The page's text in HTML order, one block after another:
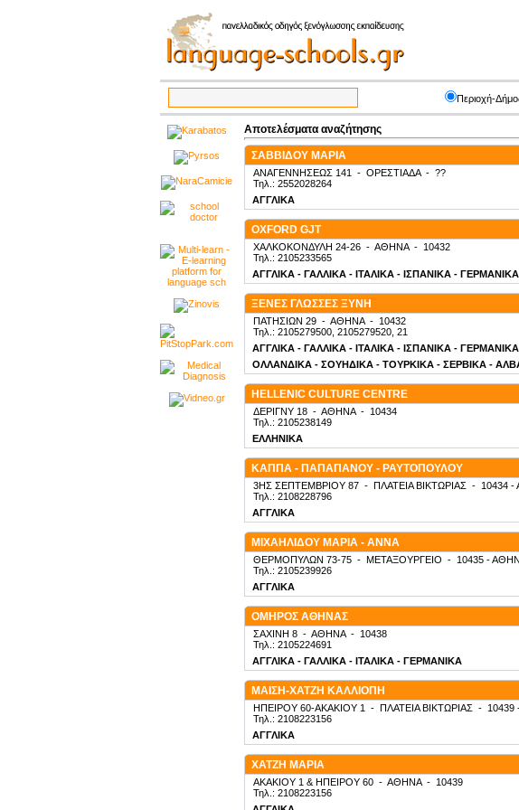
Περιοχή-
Αποτελέσματα αναζήτησης
ΣΑΒΒΙΔΟΥ ΜΑΡΙΑ
ΑΝΑΓΕΝΝΗΣΕΩΣ 141 - ΟΡΕΣΤΙΑΔΑ- ??
Τηλ.: 2552028264
ΑΓΓΛΙΚΑ
OXFORD GJT
ΧΑΛΚΟΚΟΝΔΥΛΗ 24-26 - ΑΘΗΝΑ- 10432
Τηλ.: 2105233565
ΑΓΓΛΙΚΑ - ΓΑΛΛΙΚΑ - ΙΤΑΛΙΚΑ - ΙΣΠΑΝΙΚΑ -
ΞΕΝΕΣ ΓΛΩΣΣΕΣ ΞΥΝΗ
ΠΑΤΗΣΙΩΝ 29 - ΑΘΗΝΑ- 10432
Τηλ.: 2105279500, 2105279520, 21
ΑΓΓΛΙΚΑ - ΓΑΛΛΙΚΑ - ΙΤΑΛΙΚΑ - ΙΣΠΑΝΙΚΑ -
ΟΛΛΑΝΔΙΚΑ - ΣΟΥΗΔΙΚΑ - ΤΟΥΡΚΙΚΑ - ΣΕΡΒΙΚΑ -
HELLENIC CULTURE CENTRE
ΔΕΡΙΓΝΥ 18 - ΑΘΗΝΑ- 10434
Τηλ.: 2105238149
ΕΛΛΗΝΙΚΑ
ΚΑΠΠΑ - ΠΑΠΑΠΑΝΟΥ - ΡΑΥΤΟΠΟΥΛΟΥ
3ΗΣ ΣΕΠΤΕΜΒΡΙΟΥ 87 - ΠΛΑΤΕΙΑ ΒΙΚΤΩΡΙΑΣ - 10434 -
Τηλ.: 2108228796
ΑΓΓΛΙΚΑ
ΜΙΧΑΗΛΙΔΟΥ ΜΑΡΙΑ - ΑΝΝΑ
ΘΕΡΜΟΠΥΛΩΝ 73-75 - ΜΕΤΑΞΟΥΡΓΕΙΟ - 10435 -
Τηλ.: 2105239926
ΑΓΓΛΙΚΑ
ΟΜΗΡΟΣ ΑΘΗΝΑΣ
ΣΑΧΙΝΗ 8 - ΑΘΗΝΑ- 10438
Τηλ.: 2105224691
ΑΓΓΛΙΚΑ - ΓΑΛΛΙΚΑ - ΙΤΑΛΙΚΑ - ΓΕΡΜΑΝΙΚΑ
ΜΑΙΣΗ-ΧΑΤΖΗ ΚΑΛΛΙΟΠΗ
ΗΠΕΙΡΟΥ 60-ΑΚΑΚΙΟΥ 1 - ΠΛΑΤΕΙΑ ΒΙΚΤΩΡΙΑΣ - 10439
Τηλ.: 2108223156
ΑΓΓΛΙΚΑ
ΧΑΤΖΗ ΜΑΡΙΑ
ΑΚΑΚΙΟΥ 1 & ΗΠΕΙΡΟΥ 60 - ΑΘΗΝΑ- 10439
Τηλ.: 2108223156